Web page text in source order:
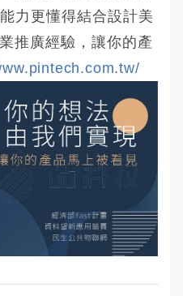
力更懂得結合設計美
推廣經驗，讓你的產